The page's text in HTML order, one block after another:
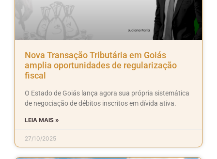
Nova Transação Tributária em Goiás
amplia oportunidades de regularização
fiscal
O Estado de Goiás lança agora sua própria sistemática
de negociação de débitos inscritos em dívida ativa.
LEIA MAIS »
27/10/2025